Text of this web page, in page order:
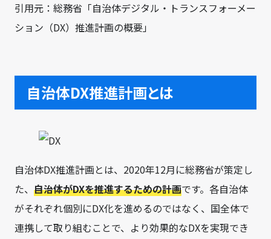
引用元：総務省「自治体デジタル・トランスフォーメー
ション（DX）推進計画の概要」
自治体DX推進計画とは
自治体DX推進計画とは、2020年12月に総務省が策定し
た、 自治体がDXを推進するための計画です。各自治体
がそれぞれ個別にDX化を進めるのではなく、国全体で
連携して取り組むことで、より効果的なDXを実現でき